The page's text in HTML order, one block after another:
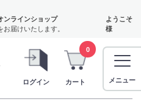
ンラインショップ
届けいたします。
ようこそ
様
ログイン
0
カート メニュー